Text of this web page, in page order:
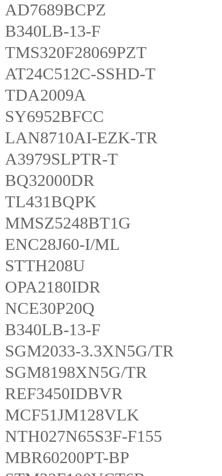
AD7689BCPZ
B340LB-13-F
TMS320F28069PZT
AT24C512C-SSHD-T
TDA2009A
SY6952BFCC
LAN8710AI-EZK-TR
A3979SLPTR-T
BQ32000DR
TL431BQPK
MMSZ5248BT1G
ENC28J60-I/ML
STTH208U
OPA2180IDR
NCE30P20Q
B340LB-13-F
SGM2033-3.3XN5G/TR
SGM8198XN5G/TR
REF3450IDBVR
MCF51JM128VLK
NTH027N65S3F-F155
MBR60200PT-BP